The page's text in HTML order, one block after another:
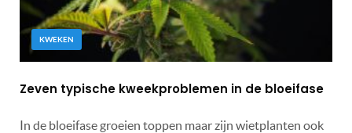
KWEKEN
Zeven typische kweekproblemen in de bloeifase
In de bloeifase groeien toppen maar zijn wietplanten ook